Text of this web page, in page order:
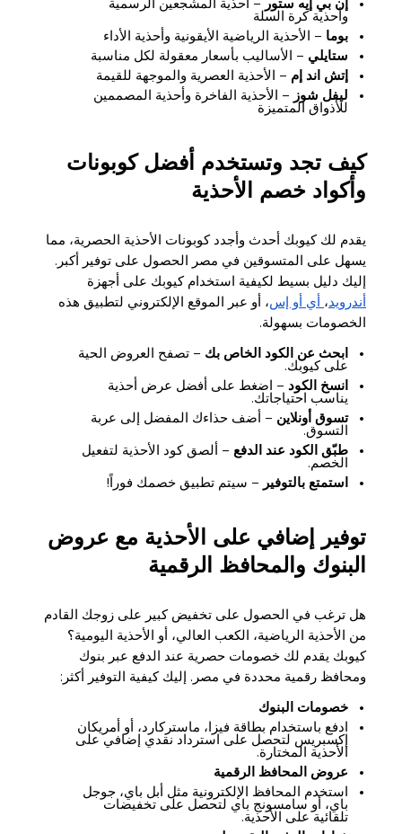
إن بي إيه ستور – أحذية المشجعين الرسمية
وأحذية كرة السلة
بوما – الأحذية الرياضية الأيقونية وأحذية الأداء
ستايلي – الأساليب بأسعار معقولة لكل مناسبة
إتش اند إم – الأحذية العصرية والموجهة للقيمة
ليفل شوز – الأحذية الفاخرة وأحذية المصممين
للأذواق المتميزة
كيف تجد وتستخدم أفضل كوبونات
وأكواد خصم الأحذية
يقدم لك كيوبك أحدث وأجدد كوبونات الأحذية الحصرية، مما
يسهل على المتسوقين في مصر الحصول على توفير أكبر.
إليك دليل بسيط لكيفية استخدام كيوبك على أجهزة
أندرويد، أي أو إس، أو عبر الموقع الإلكتروني لتطبيق هذه
الخصومات بسهولة.
ابحث عن الكود الخاص بك – تصفح العروض الحية
على كيوبك.
انسخ الكود – اضغط على أفضل عرض أحذية
يناسب احتياجاتك.
تسوق أونلاين – أضف حذاءك المفضل إلى عربة
التسوق.
طبّق الكود عند الدفع – ألصق كود الأحذية لتفعيل
الخصم.
استمتع بالتوفير – سيتم تطبيق خصمك فوراً!
توفير إضافي على الأحذية مع عروض
البنوك والمحافظ الرقمية
هل ترغب في الحصول على تخفيض كبير على زوجك القادم
من الأحذية الرياضية، الكعب العالي، أو الأحذية اليومية؟
كيوبك يقدم لك خصومات حصرية عند الدفع عبر بنوك
ومحافظ رقمية محددة في مصر. إليك كيفية التوفير أكثر:
خصومات البنوك
ادفع باستخدام بطاقة فيزا، ماستركارد، أو أمريكان
إكسبريس لتحصل على استرداد نقدي إضافي على
الأحذية المختارة.
عروض المحافظ الرقمية
استخدم المحافظ الإلكترونية مثل أبل باي، جوجل
باي، أو سامسونج باي لتحصل على تخفيضات
تلقائية على الأحذية.